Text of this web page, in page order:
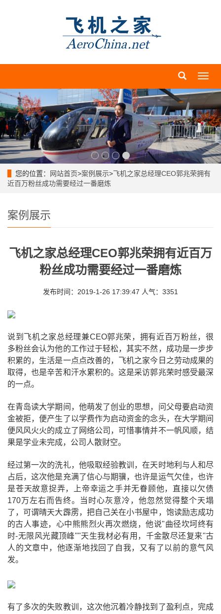
导
菜
单
您的位置： 网站首页>案例展示>飞机之家总经理CEO郭兆荣拥有
近百万粉丝成功需要经过一番磨炼
案例展示
飞机之家总经理CEO郭兆荣拥有近百万
粉丝成功需要经过一番磨炼
发布时间：2019-1-26 17:39:47 人气：3351
说到飞机之家总经理兼CEO郭兆荣，拥有近百万粉丝，很
多粉丝会认为他的工作过于轻松，其实不然，成功是一步步
积累的，生活是一点点改善的，飞机之家今日之劳动成果的
取得，也是辛苦和汗水累积的。这是采访郭兆荣时感受最深
的一点。
在青岛读大学期间，他萌发了创业的思想，问父母要启动资
金被拒，便产生了以学费作为启动资金的念头，在大学期间
便风风火火的成立了网络公司，可惜事情并不一帆风顺，结
果是学业未完成，公司人散财空。
经过第一次的洗礼，他吸取经验教训，在天时地利与人和尽
占后，这次他是充满了信心与期骥，也许是运气欠佳，也许
是苍天故意捉弄，上帝幸运之手并无眷顾他，直接以欠债
170万左右而告终。当时心灰意冷，他忽然觉得整个天塌
了，可谓晴天大霹雳，把自己关在小书屋中，饱读励志成功
的古人事迹，心中熊熊烈火再次燃烧，他说"曲径坎坷终有
时-无限风光藏顶峰""天生我材必有用，千金散尽还复来"古
人的文章中，他逐渐地找回了自我，又有了以前的意气风
发。
有了多次的失败教训，这次他沉着冷静找到了盈利点，完成